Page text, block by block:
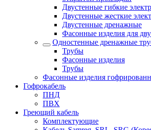
Двустенные гибкие
Двустенные жесткие
Двустенные дренажные
Фасонные изделия для
Одностенные дренажные
Трубы
Фасонные изделия
Трубы
Фасонные изделия
Гофрокабель
ПНД
ПВХ
Греющий кабель
Комплектующие